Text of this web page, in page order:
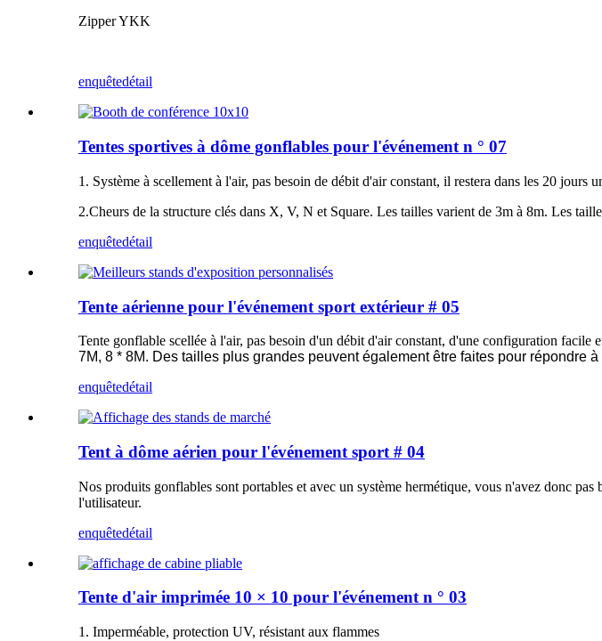
Zipper YKK
enquêtedétail
Tentes sportives à dôme gonflables pour l'événement n ° 07
1. Système à scellement à l'air, pas besoin de débit d'air constant, il restera dans les 20 jours
2.Cheurs de la structure clés dans X, V, N et Square. Les tailles varient de 3m à 8m. Les
enquêtedétail
Tente aérienne pour l'événement sport extérieur # 05
Tente gonflable scellée à l'air, pas besoin d'un débit d'air constant, d'une configuration facile
7M, 8 * 8M. Des tailles plus grandes peuvent également être faites pour répondre
enquêtedétail
Tent à dôme aérien pour l'événement sport # 04
Nos produits gonflables sont portables et avec un système hermétique, vous n'avez donc
l'utilisateur.
enquêtedétail
Tente d'air imprimée 10 × 10 pour l'événement n ° 03
1. Imperméable, protection UV, résistant aux flammes